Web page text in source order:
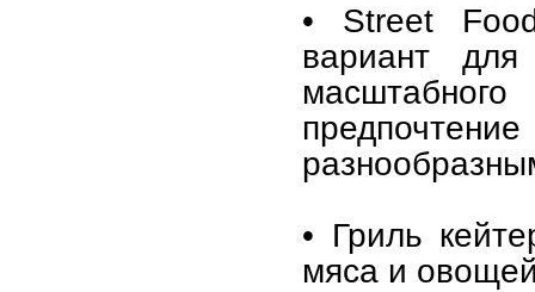
• Street
вариант
• Гриль
мяса и